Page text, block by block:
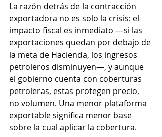
La razón detrás de la contracción
exportadora no es solo la crisis: el
impacto fiscal es inmediato —si las
exportaciones quedan por debajo de
la meta de Hacienda, los ingresos
petroleros disminuyen—, y aunque
el gobierno cuenta con coberturas
petroleras, estas protegen precio,
no volumen. Una menor plataforma
exportable significa menor base
sobre la cual aplicar la cobertura.